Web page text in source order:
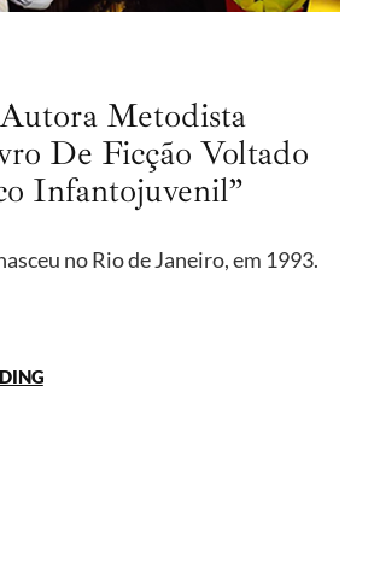
Metodista
De Ficção Voltado
Infantojuvenil”
no Rio de Janeiro, em 1993.